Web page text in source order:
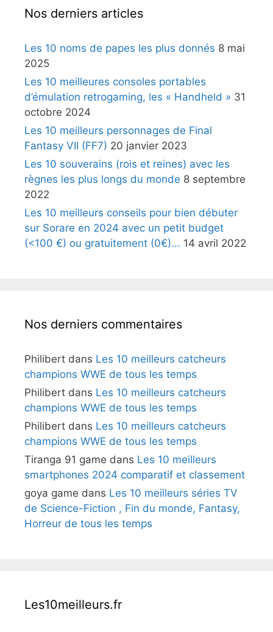
Nos derniers articles
Les 10 noms de papes les plus donnés 8 mai
2025
Les 10 meilleures consoles portables
d’émulation retrogaming, les « Handheld » 31
octobre 2024
Les 10 meilleurs personnages de Final
Fantasy VII (FF7) 20 janvier 2023
Les 10 souverains (rois et reines) avec les
règnes les plus longs du monde 8 septembre
2022
Les 10 meilleurs conseils pour bien débuter
sur Sorare en 2024 avec un petit budget
(<100 €) ou gratuitement (0€)... 14 avril 2022
Nos derniers commentaires
Philibert dans Les 10 meilleurs catcheurs
champions WWE de tous les temps
Philibert dans Les 10 meilleurs catcheurs
champions WWE de tous les temps
Philibert dans Les 10 meilleurs catcheurs
champions WWE de tous les temps
Tiranga 91 game dans Les 10 meilleurs
smartphones 2024 comparatif et classement
goya game dans Les 10 meilleurs séries TV
de Science-Fiction , Fin du monde, Fantasy,
Horreur de tous les temps
Les10meilleurs.fr